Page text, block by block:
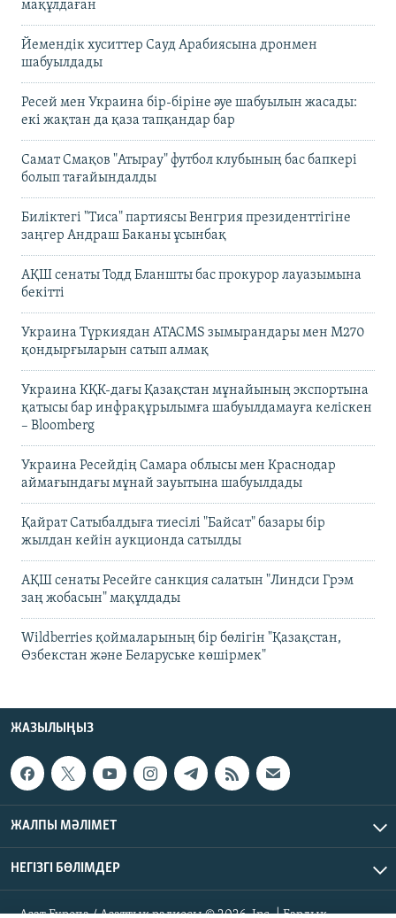
мақұлдаған
Йемендік хуситтер Сауд Арабиясына дронмен
шабуылдады
Ресей мен Украина бір-біріне әуе шабуылын жасады:
екі жақтан да қаза тапқандар бар
Самат Смақов "Атырау" футбол клубының бас бапкері
болып тағайындалды
Биліктегі "Тиса" партиясы Венгрия президенттігіне
заңгер Андраш Баканы ұсынбақ
АҚШ сенаты Тодд Бланшты бас прокурор лауазымына
бекітті
Украина Түркиядан ATACMS зымырандары мен M270
қондырғыларын сатып алмақ
Украина КҚК-дағы Қазақстан мұнайының экспортына
қатысы бар инфрақұрылымға шабуылдамауға келіскен
– Bloomberg
Украина Ресейдің Самара облысы мен Краснодар
аймағындағы мұнай зауытына шабуылдады
Қайрат Сатыбалдыға тиесілі "Байсат" базары бір
жылдан кейін аукционда сатылды
АҚШ сенаты Ресейге санкция салатын "Линдси Грэм
заң жобасын" мақұлдады
Wildberries қоймаларының бір бөлігін "Қазақстан,
Өзбекстан және Беларуське көшірмек"
ЖАЗЫЛЫҢЫЗ
ЖАЛПЫ МӘЛІМЕТ
НЕГІЗГІ БӨЛІМДЕР
Азат Еуропа / Азаттық радиосы © 2026, Inc. | Барлық